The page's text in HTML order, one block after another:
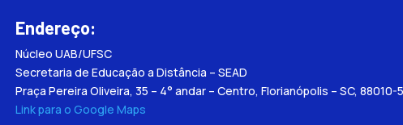
Endereço:
Núcleo UAB/UFSC
Secretaria de Educação a Distância – SEAD
Praça Pereira Oliveira, 35 – 4° andar – Centro, Florianópolis – SC, 88010-
Link para o Google Maps